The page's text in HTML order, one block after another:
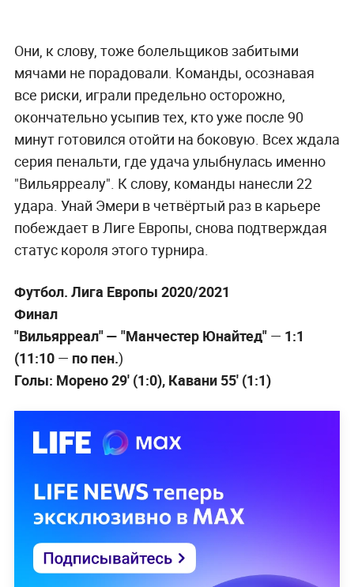
Они, к слову, тоже болельщиков забитыми
мячами не порадовали. Команды, осознавая
все риски, играли предельно осторожно,
окончательно усыпив тех, кто уже после 90
минут готовился отойти на боковую. Всех ждала
серия пенальти, где удача улыбнулась именно
"Вильярреалу". К слову, команды нанесли 22
удара. Унай Эмери в четвёртый раз в карьере
побеждает в Лиге Европы, снова подтверждая
статус короля этого турнира.
Футбол. Лига Европы 2020/2021
Финал
"Вильярреал" — "Манчестер Юнайтед"— 1:1
(11:10— по пен.)
Голы: Морено 29' (1:0), Кавани 55' (1:1)